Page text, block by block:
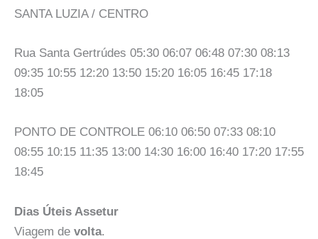
SANTA LUZIA / CENTRO
Rua Santa Gertrúdes 05:30 06:07 06:48 07:30 08:13
09:35 10:55 12:20 13:50 15:20 16:05 16:45 17:18
18:05
PONTO DE CONTROLE 06:10 06:50 07:33 08:10
08:55 10:15 11:35 13:00 14:30 16:00 16:40 17:20 17:55
18:45
Dias Úteis Assetur
Viagem de volta.